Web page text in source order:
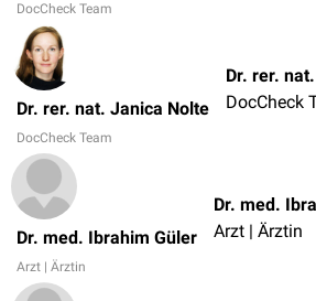
DocCheck Team
Dr. rer. nat. Janica Nolte
DocCheck Team
DocCheck
Dr. med. Ibrahim Güler
Arzt | Ärztin
Arzt | Ärztin